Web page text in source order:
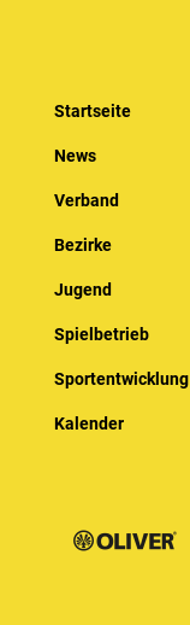
Startseite
News
Verband
Bezirke
Jugend
Spielbetrieb
Sportentwicklung
Kalender